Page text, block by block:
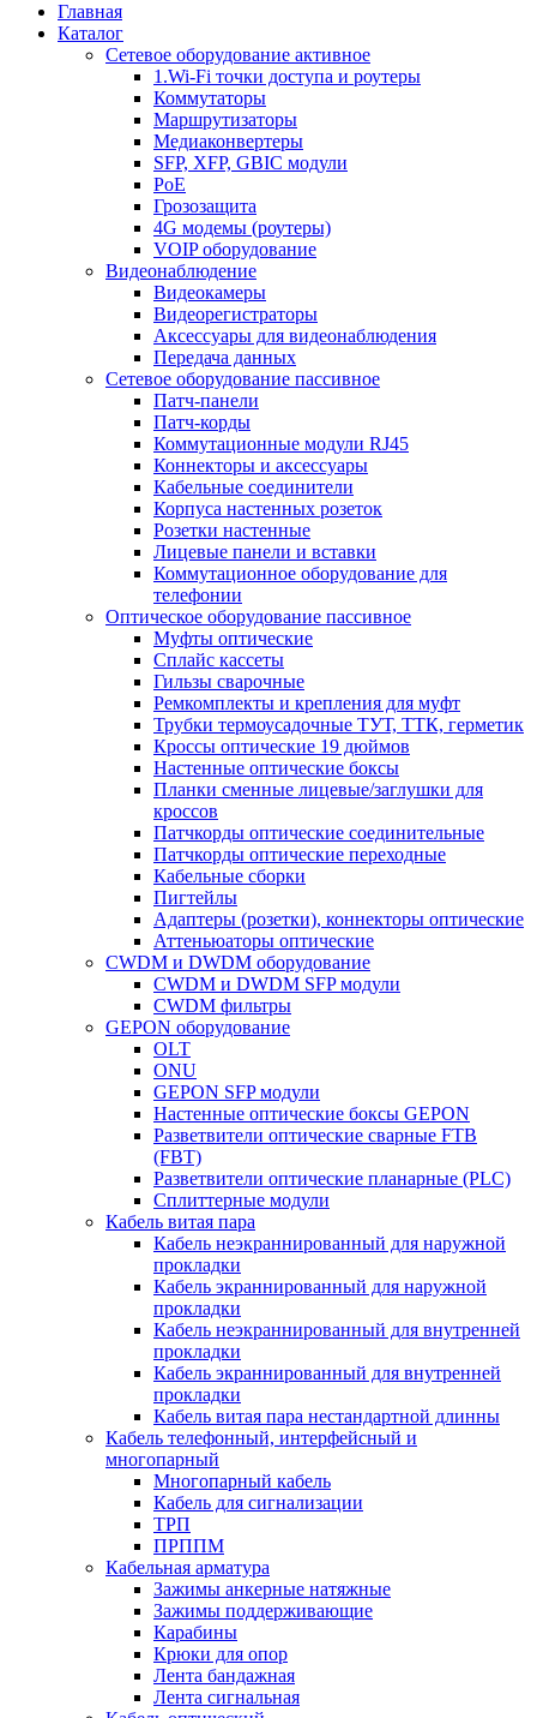
Главная
Каталог
Сетевое оборудование активное
1.Wi-Fi точки доступа и роутеры
Коммутаторы
Маршрутизаторы
Медиаконвертеры
SFP, XFP, GBIC модули
PoE
Грозозащита
4G модемы (роутеры)
VOIP оборудование
Видеонаблюдение
Видеокамеры
Видеорегистраторы
Аксессуары для видеонаблюдения
Передача данных
Сетевое оборудование пассивное
Патч-панели
Патч-корды
Коммутационные модули RJ45
Коннекторы и аксессуары
Кабельные соединители
Корпуса настенных розеток
Розетки настенные
Лицевые панели и вставки
Коммутационное оборудование для
телефонии
Оптическое оборудование пассивное
Муфты оптические
Сплайс кассеты
Гильзы сварочные
Ремкомплекты и крепления для муфт
Трубки термоусадочные ТУТ, ТТК, герметик
Кроссы оптические 19 дюймов
Настенные оптические боксы
Планки сменные лицевые/заглушки для
кроссов
Патчкорды оптические соединительные
Патчкорды оптические переходные
Кабельные сборки
Пигтейлы
Адаптеры (розетки), коннекторы оптические
Аттеньюаторы оптические
CWDM и DWDM оборудование
CWDM и DWDM SFP модули
CWDM фильтры
GEPON оборудование
OLT
ONU
GEPON SFP модули
Настенные оптические боксы GEPON
Разветвители оптические сварные FTB
(FBT)
Разветвители оптические планарные (PLC)
Сплиттерные модули
Кабель витая пара
Кабель неэкраннированный для наружной
прокладки
Кабель экраннированный для наружной
прокладки
Кабель неэкраннированный для внутренней
прокладки
Кабель экраннированный для внутренней
прокладки
Кабель витая пара нестандартной длинны
Кабель телефонный, интерфейсный и
многопарный
Многопарный кабель
Кабель для сигнализации
ТРП
ПРППМ
Кабельная арматура
Зажимы анкерные натяжные
Зажимы поддерживающие
Карабины
Крюки для опор
Лента бандажная
Лента сигнальная